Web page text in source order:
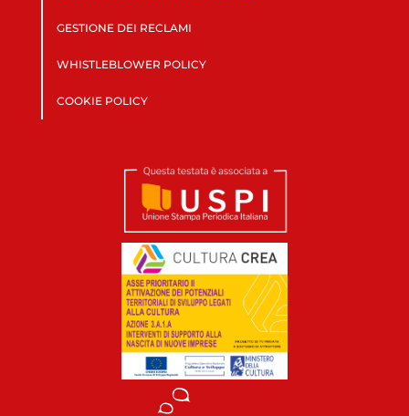
GESTIONE DEI RECLAMI
WHISTLEBLOWER POLICY
COOKIE POLICY